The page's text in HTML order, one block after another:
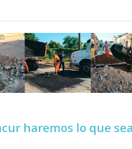
haremos lo que